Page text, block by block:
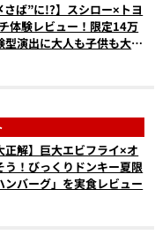
さば”に!?】スシロー×トヨ
体験レビュー！限定14万
演出に大人も子供も大興
正解】巨大エビフライ×オ
う！びっくりドンキー夏限
バーグ」を実食レビュー